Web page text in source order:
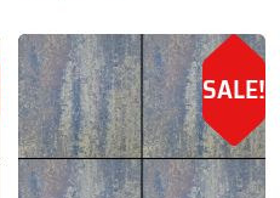
SALE!